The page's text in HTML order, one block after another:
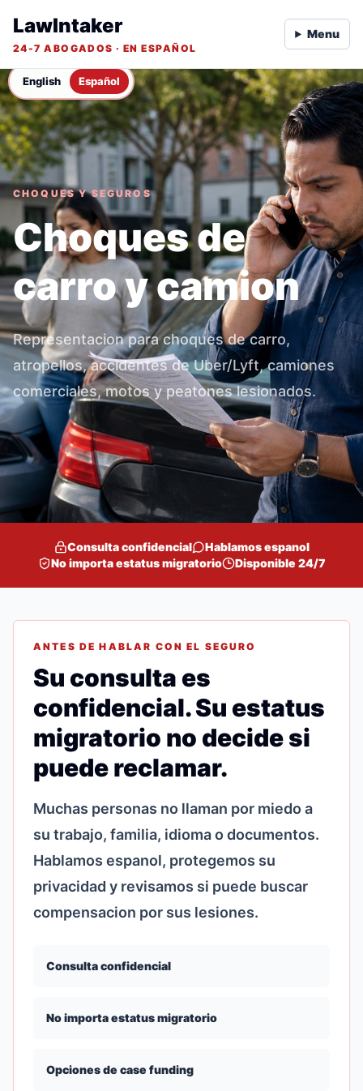
English Español
LawIntaker
24-7 ABOGADOS · EN ESPAÑOL
Menu
CHOQUES Y SEGUROS
Choques de
carro y camion
Representacion para choques de carro,
atropellos, accidentes de Uber/Lyft, camiones
comerciales, motos y peatones lesionados.
Consulta confidencial
Hablamos espanol
No importa estatus migratorio
Disponible 24/7
ANTES DE HABLAR CON EL SEGURO
Su consulta es
confidencial. Su estatus
migratorio no decide si
puede reclamar.
Muchas personas no llaman por miedo a
su trabajo, familia, idioma o documentos.
Hablamos espanol, protegemos su
privacidad y revisamos si puede buscar
compensacion por sus lesiones.
Consulta confidencial
No importa estatus migratorio
Opciones de case funding